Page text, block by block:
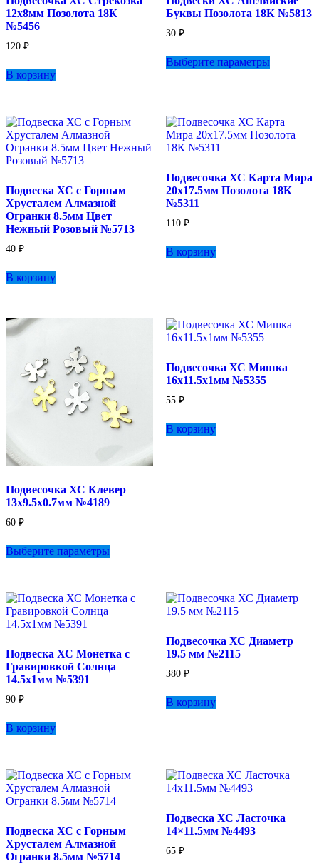
12х8мм Позолота 18К
№5456
120 ₽
В корзину
Буквы Позолота 18К №5813
30 ₽
Выберите параметрытовар
можно
выбрать
товара.
Подвеска ХС с Горным
Хрусталем Алмазной
Огранки 8.5мм Цвет
Нежный Розовый №5713
40 ₽
В корзину
Подвесочка ХС Карта Мира
20х17.5мм Позолота 18К
№5311
110 ₽
В корзину
Подвесочка ХС Клевер
13х9.5х0.7мм №4189
60 ₽
Выберите параметры
Опции
странице
товара.
Подвесочка ХС Мишка
16х11.5х1мм №5355
55 ₽
В корзину
Подвеска ХС Монетка с
Гравировкой Солнца
14.5х1мм №5391
90 ₽
В корзину
Подвесочка ХС Диаметр
19.5 мм №2115
380 ₽
В корзину
Подвеска ХС с Горным
Хрусталем Алмазной
Огранки 8.5мм №5714
Подвеска ХС Ласточка
14×11.5мм №4493
65 ₽